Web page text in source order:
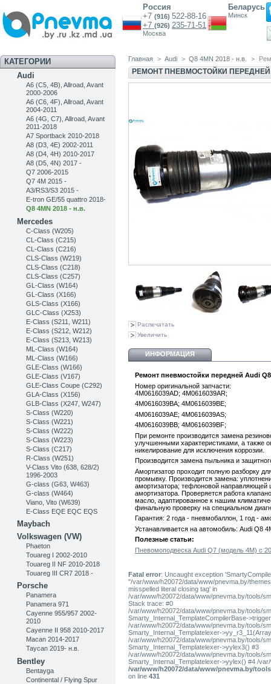
Россия
+7 (916) 522-88-16
+7 (926) 235-71-51
Москва
Беларусь
Минск
КАТЕГОРИИ
Audi
A6 (C5, 4B), Allroad, Avant
2000-2006
A6 (C6, 4F), Allroad, Avant
2004-2011
A6 (4G, C7), Allroad, Avant
2011-2018
A7 Sportback 2010-2018
A8 (D3, 4E) 2002-2011
A8 (D4, 4H) 2010-2017
A8 (D5, 4N) 2017 -
Q7 2006-2015
Q7 4M 2015 -
A3/RS3/S3 2015 -
E-tron GE/55 quattro 2018-
Q8 4MN 2018 - н.в.
Mercedes
C-Class (W205)
CL-Class (C215)
CL-Class (C216)
CLS-Class (W219)
CLS-Class (C218)
CLS-Class (C257)
GL-Class (W164)
GL-Class (X166)
GLS-Class (X166)
GLC-Class (X253)
Е-Class (S211, W211)
E-Class (S212, W212)
E-Class (S213, W213)
ML-Class (W164)
ML-Class (W166)
GLE-Class (W166)
GLE-Class (V167)
GLE-Class Coupe (C292)
GLA-Class (X156)
GLB-Class (X247, W247)
S-Class (W220)
S-Class (W221)
S-Class (W222)
S-Class (W223)
S-Class (C217)
R-Class (W251)
V-Class Vito (638, 628/2)
1996-2003
G-class (G63, W463)
G-class (W464)
Viano, Vito (W639)
E-Class EQE EQC EQS
Maybach
Volkswagen (VW)
Phaeton
Touareg I 2002-2010
Touareg II NF 2010-2018
Touareg III CR7 2018 -
Porsche
Panamera
Panamera 971
Cayenne 955/957 2002-
2010
Cayenne II 958 2010-2017
Macan 2014-2017
Taycan 2019- н.в.
Bentley
Bentayga
Continental / Flying Spur
Главная > Audi > Q8 4MN 2018 - н.в. >
РЕМОНТ ПНЕВМОСТОЙКИ ПЕРЕДНЕЙ
Распечатать
Увеличить
ИНФОРМАЦИЯ
Ремонт пневмостойки передней Audi Q8
Номер оригинальной запчасти:
4M0616039AD; 4M0616039AR;
4M0616039BA; 4M0616039BE;
4M0616039AE; 4M0616039AS;
4M0616039BB; 4M0616039BF;
При ремонте производится замена
улучшенными характеристиками , а
никелирование для исключения коррозии .
Производится замена пыльника и
Амортизатор проходит полную разборку
промывку. Производится замена:
амортизатора; тефлоновой направляющей
амортизатора. Проверяется работа
масло, адаптированное к нашим
финальную проверку на специальном
Гарантия: 2 года - пневмобаллон, 1 год -
Устанавливается на автомобиль: Audi Q8
Полезные статьи:
Пневомоподвеска Audi Q7 (модель 4M) с
Fatal error: Uncaught exception
"/var/www/h20072/data/www/pnevma.by/
misspelled literal closing tag' in
/var/www/h20072/data/www/pnevma.by/tools/
Stack trace: #0
/var/www/h20072/data/www/pnevma.by/tools/
Smarty_Internal_TemplateCompilerBase-
/var/www/h20072/data/www/pnevma.by/tools/
Smarty_Internal_Templatelexer-
/var/www/h20072/data/www/pnevma.by/tools/
Smarty_Internal_Templatelexer->yylex3() #3
/var/www/h20072/data/www/pnevma.by/tools/
Smarty_Internal_Templatelexer->yylex() #4 /
/var/www/h20072/data/www/pnevma.by/
on line 431